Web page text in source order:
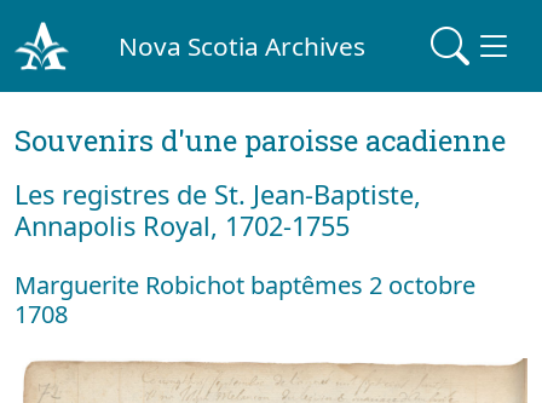
Nova Scotia Archives
Souvenirs d'une paroisse acadienne
Les registres de St. Jean-Baptiste,
Annapolis Royal, 1702-1755
Marguerite Robichot baptêmes 2 octobre
1708